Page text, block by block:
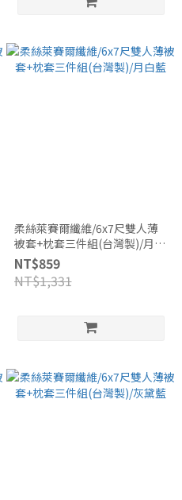
柔絲萊賽爾纖維/6x7尺雙人薄
被套+枕套三件組(台灣製)/月白
藍
NT$859
NT$1,331